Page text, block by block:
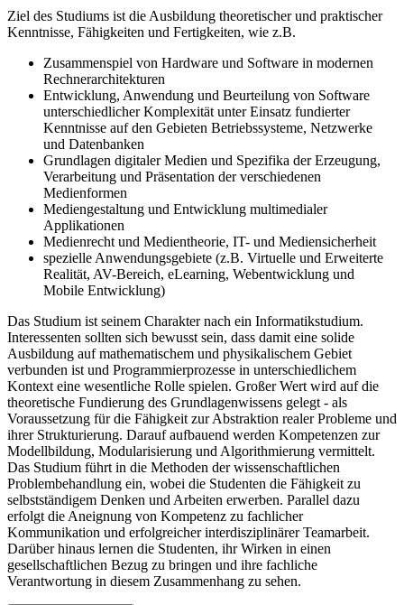
Ziel des Studiums ist die Ausbildung theoretischer und praktischer
Kenntnisse, Fähigkeiten und Fertigkeiten, wie z.B.
Zusammenspiel von Hardware und Software in modernen
Rechnerarchitekturen
Entwicklung, Anwendung und Beurteilung von Software
unterschiedlicher Komplexität unter Einsatz fundierter
Kenntnisse auf den Gebieten Betriebssysteme, Netzwerke
und Datenbanken
Grundlagen digitaler Medien und Spezifika der Erzeugung,
Verarbeitung und Präsentation der verschiedenen
Medienformen
Mediengestaltung und Entwicklung multimedialer
Applikationen
Medienrecht und Medientheorie, IT- und Mediensicherheit
spezielle Anwendungsgebiete (z.B. Virtuelle und Erweiterte
Realität, AV-Bereich, eLearning, Webentwicklung und
Mobile Entwicklung)
Das Studium ist seinem Charakter nach ein Informatikstudium.
Interessenten sollten sich bewusst sein, dass damit eine solide
Ausbildung auf mathematischem und physikalischem Gebiet
verbunden ist und Programmierprozesse in unterschiedlichem
Kontext eine wesentliche Rolle spielen. Großer Wert wird auf die
theoretische Fundierung des Grundlagenwissens gelegt - als
Voraussetzung für die Fähigkeit zur Abstraktion realer Probleme und
ihrer Strukturierung. Darauf aufbauend werden Kompetenzen zur
Modellbildung, Modularisierung und Algorithmierung vermittelt.
Das Studium führt in die Methoden der wissenschaftlichen
Problembehandlung ein, wobei die Studenten die Fähigkeit zu
selbstständigem Denken und Arbeiten erwerben. Parallel dazu
erfolgt die Aneignung von Kompetenz zu fachlicher
Kommunikation und erfolgreicher interdisziplinärer Teamarbeit.
Darüber hinaus lernen die Studenten, ihr Wirken in einen
gesellschaftlichen Bezug zu bringen und ihre fachliche
Verantwortung in diesem Zusammenhang zu sehen.